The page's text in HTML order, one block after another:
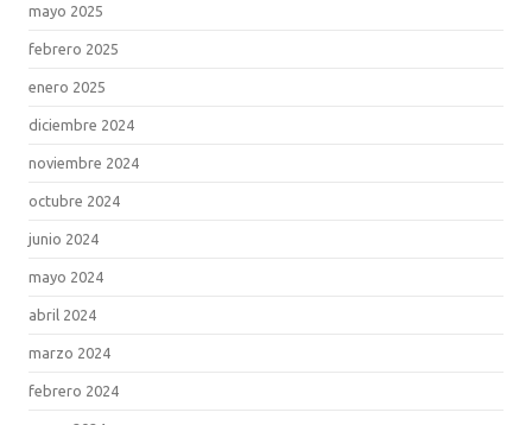
mayo 2025
febrero 2025
enero 2025
diciembre 2024
noviembre 2024
octubre 2024
junio 2024
mayo 2024
abril 2024
marzo 2024
febrero 2024